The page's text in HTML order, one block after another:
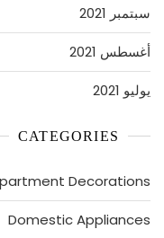
سبتمبر 2021
أغسطس 2021
يوليو 2021
CATEGORIES
Decorations
Domestic Appliances